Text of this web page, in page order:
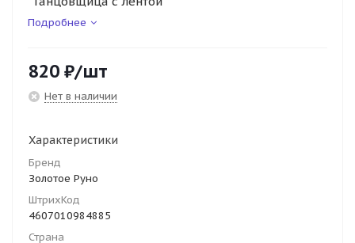
Подробнее
820 ₽/шт
Нет в наличии
Характеристики
Бренд
Золотое Руно
ШтрихКод
4607010984885
Страна